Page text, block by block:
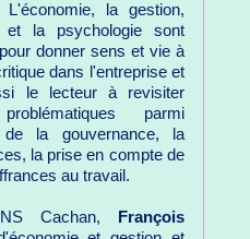
la gestion,
et la psychologie sont
donner sens et vie à
dans l'entreprise et
le lecteur à revisiter
parmi
la gouvernance, la
la prise en compte de
au travail.
Cachan,
François